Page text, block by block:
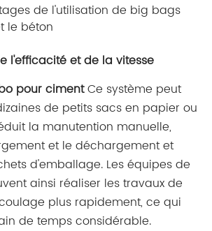
de l'utilisation de big bags
le béton
l'efficacité et de la vitesse
pour cimentCe système peut
de petits sacs en papier ou
la manutention manuelle,
et le déchargement et
d'emballage. Les équipes de
ainsi réaliser les travaux de
plus rapidement, ce qui
de temps considérable.